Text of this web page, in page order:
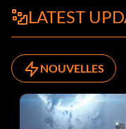
Confinement des
Une solution
LATEST
NOUVELLES